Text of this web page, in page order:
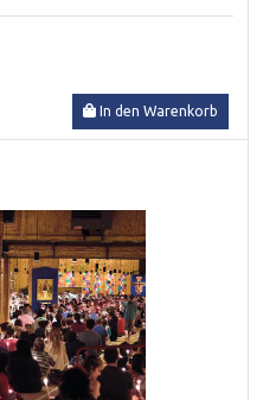
In den Warenkorb